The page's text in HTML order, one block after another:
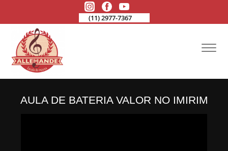
(11) 2977-7367
AULA DE BATERIA VALOR NO IMIRIM